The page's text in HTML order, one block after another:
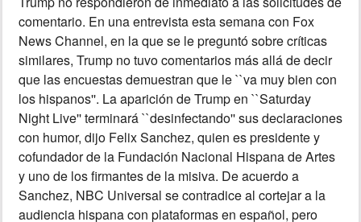
comentario. En una entrevista esta semana con Fox
News Channel, en la que se le preguntó sobre críticas
similares, Trump no tuvo comentarios más allá de decir
que las encuestas demuestran que le ``va muy bien con
los hispanos''. La aparición de Trump en ``Saturday
Night Live'' terminará ``desinfectando'' sus declaraciones
con humor, dijo Felix Sanchez, quien es presidente y
cofundador de la Fundación Nacional Hispana de Artes
y uno de los firmantes de la misiva. De acuerdo a
Sanchez, NBC Universal se contradice al cortejar a la
audiencia hispana con plataformas en español, pero